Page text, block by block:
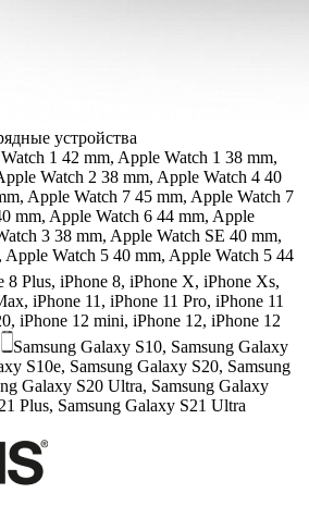
устройства
1 42 mm, Apple Watch 1 38 mm,
Watch 2 38 mm, Apple Watch 4 40
Apple Watch 7 45 mm, Apple Watch 7
mm, Apple Watch 6 44 mm, Apple
3 38 mm, Apple Watch SE 40 mm,
Watch 5 40 mm, Apple Watch 5 44
8 Plus, iPhone 8, iPhone X, iPhone Xs,
iPhone 11, iPhone 11 Pro, iPhone 11
iPhone 12 mini, iPhone 12, iPhone 12
Samsung Galaxy S10, Samsung Galaxy
S10e, Samsung Galaxy S20, Samsung
Galaxy S20 Ultra, Samsung Galaxy
Plus, Samsung Galaxy S21 Ultra